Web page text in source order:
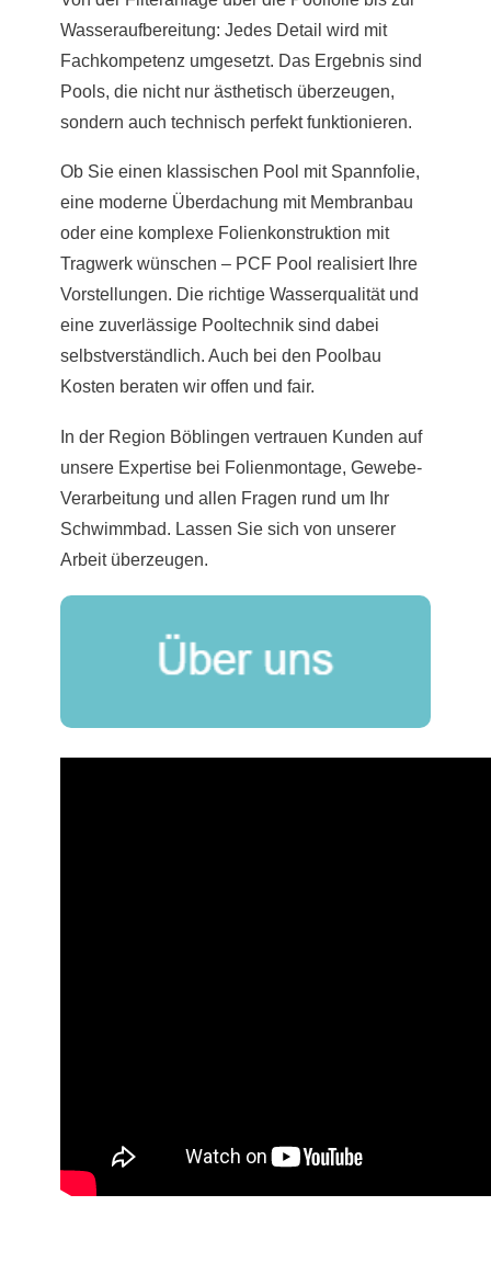
Wasseraufbereitung: Jedes Detail wird mit
Fachkompetenz umgesetzt. Das Ergebnis sind
Pools, die nicht nur ästhetisch überzeugen,
sondern auch technisch perfekt funktionieren.
Ob Sie einen klassischen Pool mit Spannfolie,
eine moderne Überdachung mit Membranbau
oder eine komplexe Folienkonstruktion mit
Tragwerk wünschen – PCF Pool realisiert Ihre
Vorstellungen. Die richtige Wasserqualität und
eine zuverlässige Pooltechnik sind dabei
selbstverständlich. Auch bei den Poolbau
Kosten beraten wir offen und fair.
In der Region Böblingen vertrauen Kunden auf
unsere Expertise bei Folienmontage, Gewebe-
Verarbeitung und allen Fragen rund um Ihr
Schwimmbad. Lassen Sie sich von unserer
Arbeit überzeugen.